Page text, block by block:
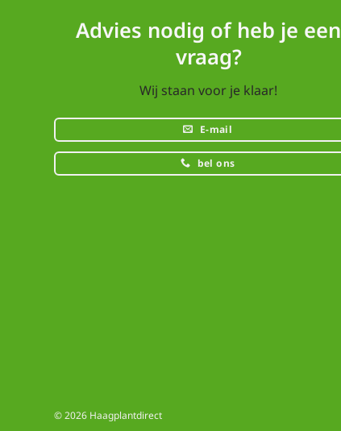
Advies nodig of heb je een
vraag?
Wij staan voor je klaar!
E-mail
bel ons
© 2026 Haagplantdirect